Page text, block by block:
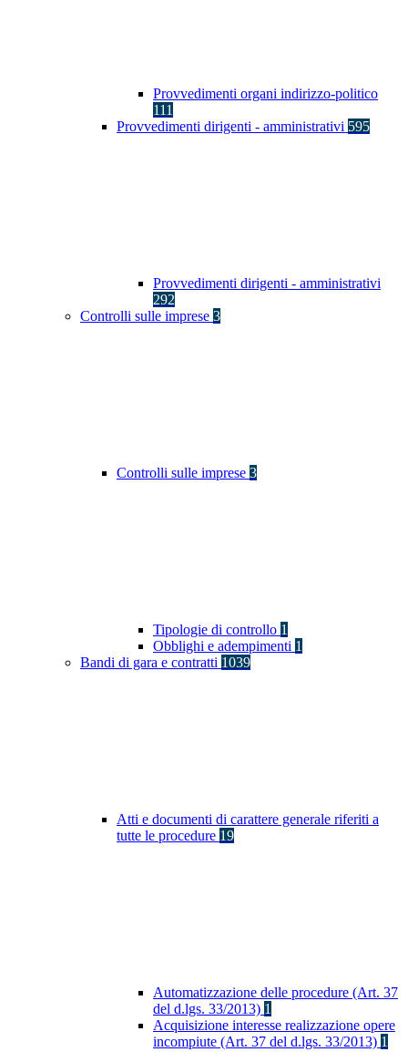
Provvedimenti organi indirizzo-politico
111
Provvedimenti dirigenti - amministrativi 595
Provvedimenti dirigenti - amministrativi
292
Controlli sulle imprese 3
Controlli sulle imprese 3
Tipologie di controllo 1
Obblighi e adempimenti 1
Bandi di gara e contratti 1039
Atti e documenti di carattere generale riferiti a
tutte le procedure 19
Automatizzazione delle procedure (Art. 37
del d.lgs. 33/2013) 1
Acquisizione interesse realizzazione opere
incompiute (Art. 37 del d.lgs. 33/2013) 1